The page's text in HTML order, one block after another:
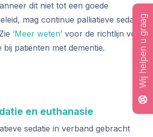
Wij helpen u graag
dit niet tot een goede
mag continue palliatieve sedatie
‘Meer weten’ voor de richtlijn voor
bij patiënten met dementie.
en euthanasie
sedatie in verband gebracht